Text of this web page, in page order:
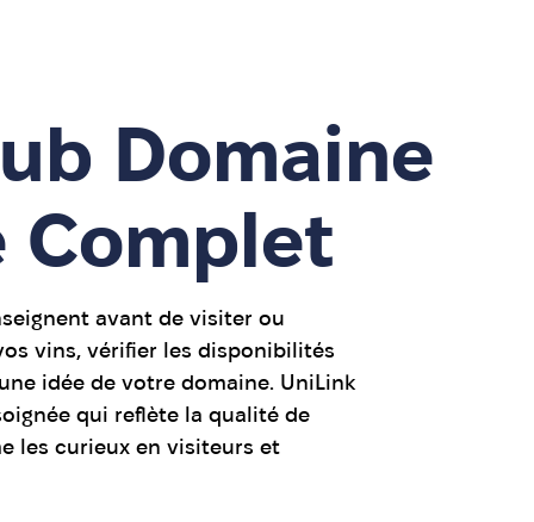
Domaine
Complet
avant de visiter ou
vins, vérifier les disponibilités
idée de votre domaine. UniLink
qui reflète la qualité de
les curieux en visiteurs et